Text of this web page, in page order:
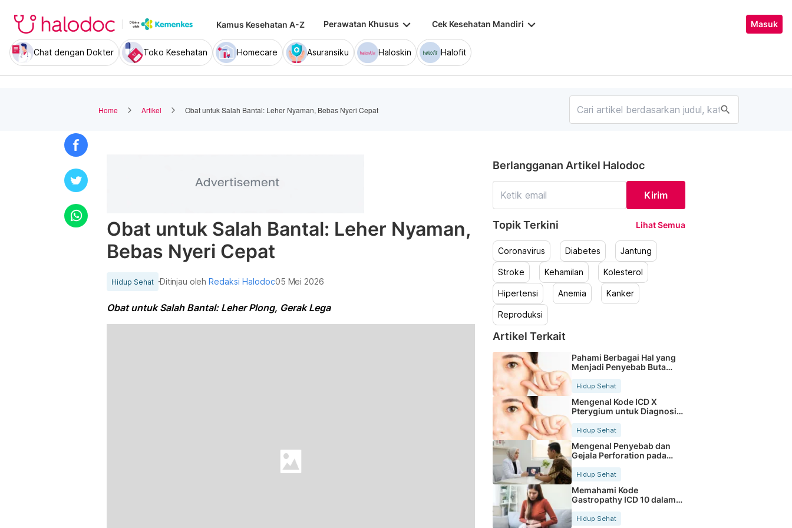
Kamus Kesehatan A-Z Perawatan Khusus keyboard_arrow_down Cek Kesehatan Mandiri keyboard_arrow_down Masuk
Chat dengan Dokter Toko Kesehatan Homecare Asuransiku Haloskin Halofit
Home Artikel Obat untuk Salah Bantal: Leher Nyaman, Bebas Nyeri Cepat search
Obat untuk Salah Bantal: Leher Nyaman,
Bebas Nyeri Cepat
Hidup Sehat Ditinjau olehRedaksi Halodoc05 Mei 2026
Obat untuk Salah Bantal: Leher Plong, Gerak Lega
Berlangganan Artikel Halodoc
Kirim
Topik Terkini Lihat Semua
Coronavirus Diabetes Jantung
Stroke Kehamilan Kolesterol
Hipertensi Anemia Kanker
Reproduksi
Artikel Terkait
Pahami Berbagai Hal yang
Menjadi Penyebab Buta
Hidup Sehat
Mengenal Kode ICD X
Pterygium untuk Diagnosis
Hidup Sehat
Mengenal Penyebab dan
Gejala Perforation pada
Tubuh
Hidup Sehat
Memahami Kode
Gastropathy ICD 10 dalam
Rekam Medis Pasien
Hidup Sehat